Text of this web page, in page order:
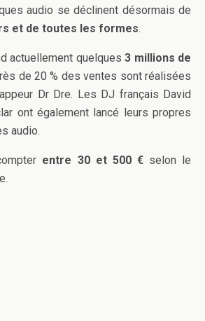
audio se déclinent désormais de
et de toutes les formes.
actuellement quelques3 millions de
de 20 % des ventes sont réalisées
Dr Dre. Les DJ français David
ont également lancé leurs propres
audio.
entre 30 et 500 €selon le